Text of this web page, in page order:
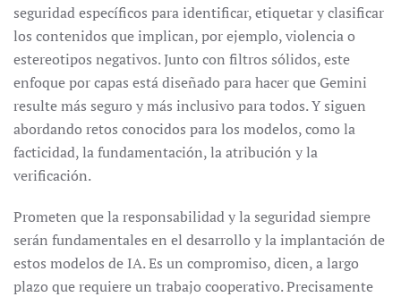
seguridad específicos para identificar, etiquetar y clasificar
los contenidos que implican, por ejemplo, violencia o
estereotipos negativos. Junto con filtros sólidos, este
enfoque por capas está diseñado para hacer que Gemini
resulte más seguro y más inclusivo para todos. Y siguen
abordando retos conocidos para los modelos, como la
facticidad, la fundamentación, la atribución y la
verificación.
Prometen que la responsabilidad y la seguridad siempre
serán fundamentales en el desarrollo y la implantación de
estos modelos de IA. Es un compromiso, dicen, a largo
plazo que requiere un trabajo cooperativo. Precisamente